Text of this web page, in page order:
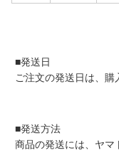
■発送日
ご注文の発送日は、購
■発送方法
商品の発送には、ヤマ